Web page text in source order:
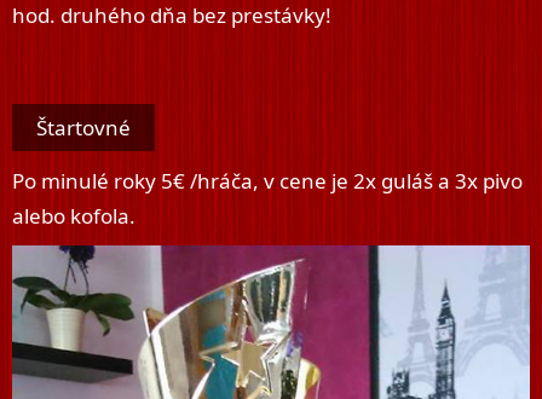
hod. druhého dňa bez prestávky!
Štartovné
Po minulé roky 5€ /hráča, v cene je 2x guláš a 3x pivo
alebo kofola.